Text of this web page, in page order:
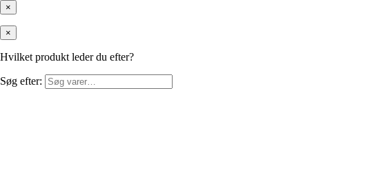
×
×
Hvilket produkt leder du efter?
Søg efter: